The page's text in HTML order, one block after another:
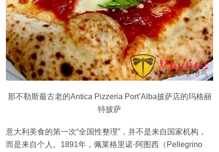
那不勒斯最古老的Antica Pizzeria Port’Alba披萨店的玛格丽
特披萨
意大利美食的第一次“全国性整理”，并不是来自国家机构，
而是来自个人。1891年，佩莱格里诺·阿图西（Pellegrino